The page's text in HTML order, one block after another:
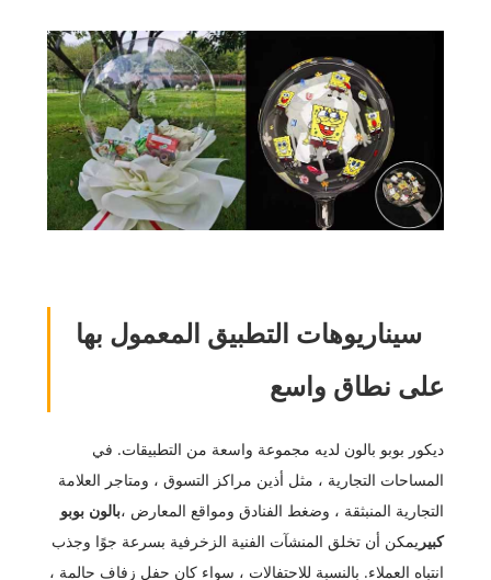
سيناريوهات التطبيق المعمول بها
على نطاق واسع
ديكور بوبو بالون لديه مجموعة واسعة من التطبيقات. في
المساحات التجارية ، مثل أذين مراكز التسوق ، ومتاجر العلامة
التجارية المنبثقة ، وضغط الفنادق ومواقع المعارض ،بالون بوبو
كبير يمكن أن تخلق المنشآت الفنية الزخرفية بسرعة جوًا وجذب
انتباه العملاء. بالنسبة للاحتفالات ، سواء كان حفل زفاف حالمة ،